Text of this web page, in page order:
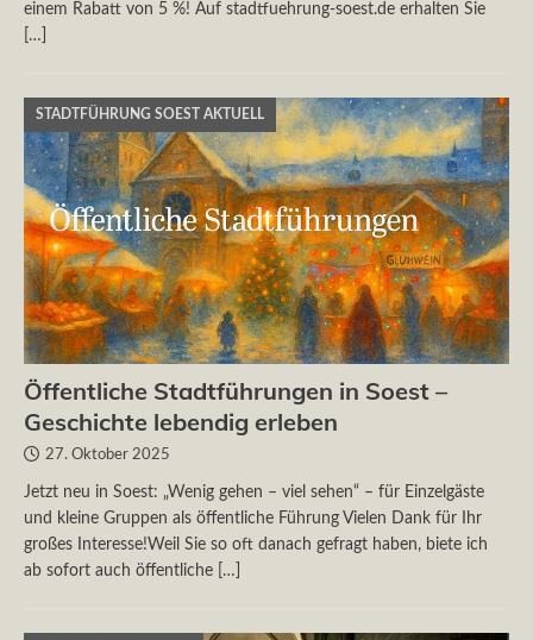
einem Rabatt von 5 %! Auf stadtfuehrung-soest.de erhalten Sie
[…]
STADTFÜHRUNG SOEST AKTUELL
Öffentliche Stadtführungen in Soest –
Geschichte lebendig erleben
27. Oktober 2025
Jetzt neu in Soest: „Wenig gehen – viel sehen“ – für Einzelgäste
und kleine Gruppen als öffentliche Führung Vielen Dank für Ihr
großes Interesse!Weil Sie so oft danach gefragt haben, biete ich
ab sofort auch öffentliche
[…]